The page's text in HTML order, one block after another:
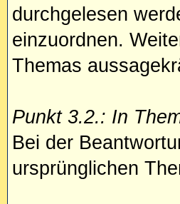
durchgelesen
einzuordnen.
Themas
Punkt 3.2.: In
Bei der
ursprünglichen